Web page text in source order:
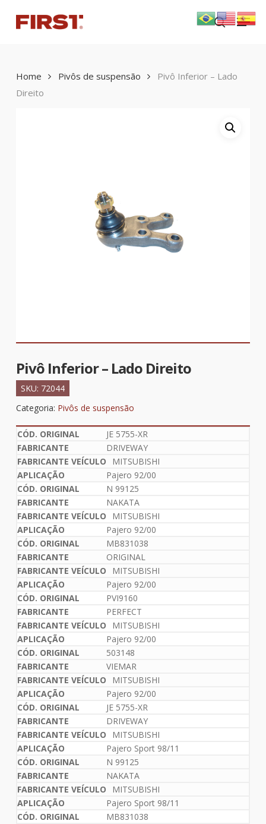
main
search
Menu
Home Pivôs de suspensão
Pivô Inferior – Lado
Direito
Pivô Inferior – Lado Direito
SKU: 72044
Categoria: Pivôs de suspensão
JE 5755-XR
DRIVEWAY
MITSUBISHI
Pajero 92/00
N 99125
NAKATA
MITSUBISHI
Pajero 92/00
MB831038
ORIGINAL
MITSUBISHI
Pajero 92/00
PVI9160
PERFECT
MITSUBISHI
Pajero 92/00
503148
VIEMAR
MITSUBISHI
Pajero 92/00
JE 5755-XR
DRIVEWAY
MITSUBISHI
Pajero Sport 98/11
N 99125
NAKATA
MITSUBISHI
Pajero Sport 98/11
MB831038